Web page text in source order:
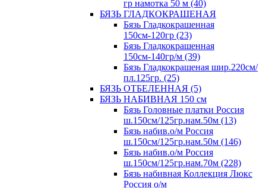
гр намотка 50 м (40)
БЯЗЬ ГЛАДКОКРАШЕНАЯ
Бязь Гладкокрашенная
150см-120гр (23)
Бязь Гладкокрашенная
150см-140гр/м (39)
Бязь Гладкокрашеная шир.220см/
пл.125гр. (25)
БЯЗЬ ОТБЕЛЕННАЯ (5)
БЯЗЬ НАБИВНАЯ 150 см
Бязь Головные платки Россия
ш.150см/125гр.нам.50м (13)
Бязь набив.о/м Россия
ш.150см/125гр.нам.50м (146)
Бязь набив.о/м Россия
ш.150см/125гр.нам.70м (228)
Бязь набивная Коллекция Люкс
Россия о/м